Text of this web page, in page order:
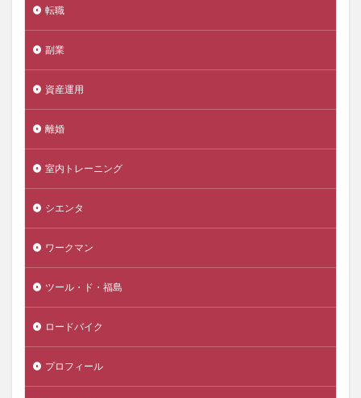
転職
副業
資産運用
離婚
室内トレーニング
シエンタ
ワークマン
ツール・ド・福島
ロードバイク
プロフィール